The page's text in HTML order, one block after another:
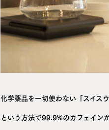
化学薬品を一切使わない「スイス
という方法で99.9%のカフェイン